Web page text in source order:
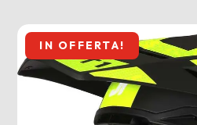
IN OFFERTA!